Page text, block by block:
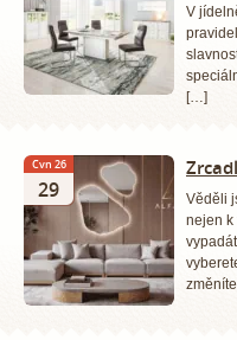
V
[…]
Čvn 26
29
Věděli
nejen k